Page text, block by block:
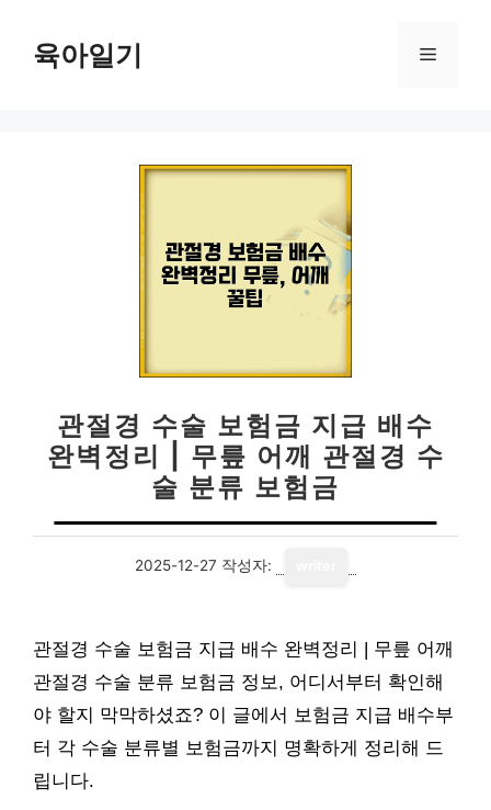
육아일기 메
관절경 수술 보험금 지급 배수
완벽정리 | 무릎 어깨 관절경 수
술 분류 보험금
2025-12-27 작성자:
관절경 수술 보험금 지급 배수 완벽정리 | 무릎 어깨
관절경 수술 분류 보험금 정보, 어디서부터 확인해
야 할지 막막하셨죠? 이 글에서 보험금 지급 배수부
터 각 수술 분류별 보험금까지 명확하게 정리해 드
립니다.